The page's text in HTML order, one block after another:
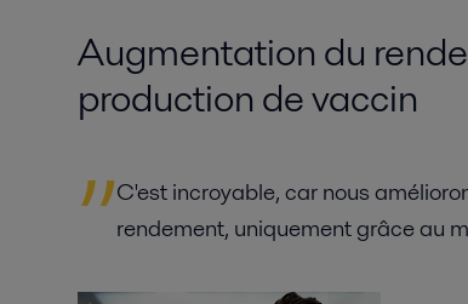
Augmentation du
production de vaccin
C'est incroyable, car nous
rendement, uniquement grâce au